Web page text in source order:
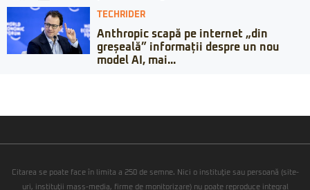
TECHRIDER
Anthropic scapă pe internet „din
greșeală” informații despre un nou
model AI, mai...
Citarea se poate face în limita a 250 de semne. Nici o instituţie sau persoană (site-
uri, instituţii mass-media, firme de monitorizare) nu poate reproduce integral